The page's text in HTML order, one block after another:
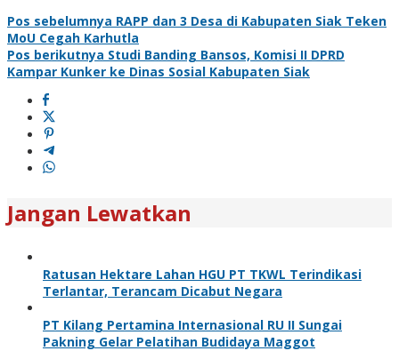
Pos sebelumnya RAPP dan 3 Desa di Kabupaten Siak Teken
MoU Cegah Karhutla
Pos berikutnya Studi Banding Bansos, Komisi II DPRD
Kampar Kunker ke Dinas Sosial Kabupaten Siak
Jangan Lewatkan
Ratusan Hektare Lahan HGU PT TKWL Terindikasi
Terlantar, Terancam Dicabut Negara
PT Kilang Pertamina Internasional RU II Sungai
Pakning Gelar Pelatihan Budidaya Maggot